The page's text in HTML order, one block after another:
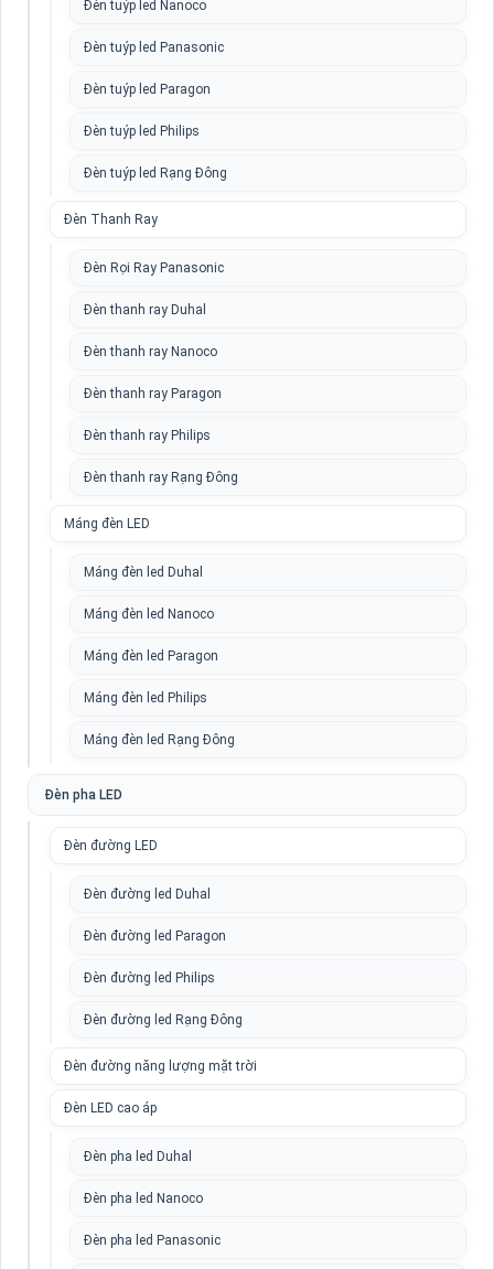
Đèn tuýp led Nanoco
Đèn tuýp led Panasonic
Đèn tuýp led Paragon
Đèn tuýp led Philips
Đèn tuýp led Rạng Đông
Đèn Thanh Ray
Đèn Rọi Ray Panasonic
Đèn thanh ray Duhal
Đèn thanh ray Nanoco
Đèn thanh ray Paragon
Đèn thanh ray Philips
Đèn thanh ray Rạng Đông
Máng đèn LED
Máng đèn led Duhal
Máng đèn led Nanoco
Máng đèn led Paragon
Máng đèn led Philips
Máng đèn led Rạng Đông
Đèn pha LED
Đèn đường LED
Đèn đường led Duhal
Đèn đường led Paragon
Đèn đường led Philips
Đèn đường led Rạng Đông
Đèn đường năng lượng mặt trời
Đèn LED cao áp
Đèn pha led Duhal
Đèn pha led Nanoco
Đèn pha led Panasonic